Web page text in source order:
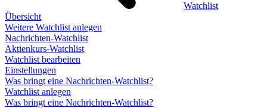
Watchlist
Übersicht
Weitere Watchlist anlegen
Nachrichten-Watchlist
Aktienkurs-Watchlist
Watchlist bearbeiten
Einstellungen
Was bringt eine Nachrichten-Watchlist?
Watchlist anlegen
Was bringt eine Nachrichten-Watchlist?